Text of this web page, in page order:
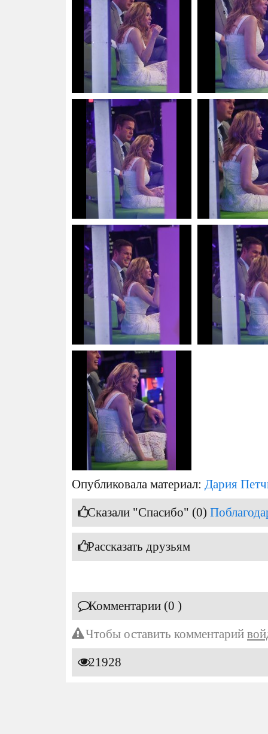
Опубликовала материал: Дария
Сказали "Спасибо" (0)
Рассказать друзьям
Комментарии (0 )
Чтобы оставить комментарий
21928